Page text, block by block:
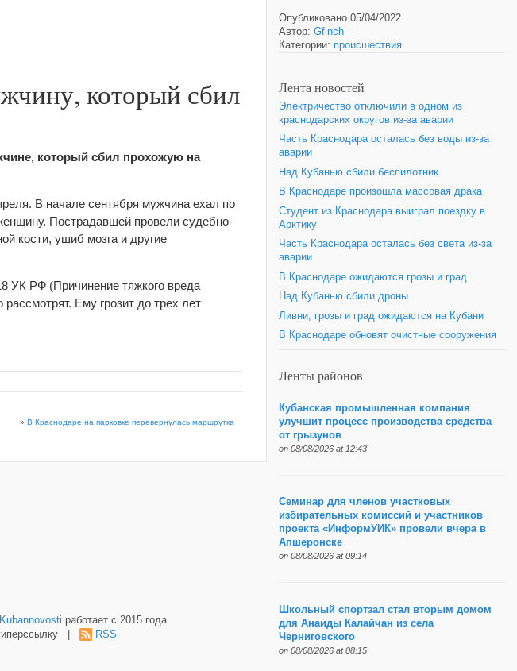
который сбил
который сбил прохожую на
В начале сентября мужчина ехал по
Пострадавшей провели судебно-
кости, ушиб мозга и другие
УК РФ (Причинение тяжкого вреда
Ему грозит до трех лет
» В Краснодаре на парковке перевернулась маршрутка
Опубликовано 05/04/2022
Автор: Gfinch
Категории: происшествия
Лента новостей
Электричество отключили в одном из
краснодарских округов из-за аварии
Часть Краснодара осталась без воды из-за
аварии
Над Кубанью сбили беспилотник
В Краснодаре произошла массовая драка
Студент из Краснодара выиграл поездку в
Арктику
Часть Краснодара осталась без света из-за
аварии
В Краснодаре ожидаются грозы и град
Над Кубанью сбили дроны
Ливни, грозы и град ожидаются на Кубани
В Краснодаре обновят очистные сооружения
Ленты районов
Кубанская промышленная компания
улучшит процесс производства средства
от грызунов
on 08/08/2026 at 12:43
Семинар для членов участковых
избирательных комиссий и участников
проекта «ИнформУИК» провели вчера в
Апшеронске
on 08/08/2026 at 09:14
Школьный спортзал стал вторым домом
для Анаиды Калайчан из села
Черниговского
on 08/08/2026 at 08:15
работает с 2015 года
гиперссылку | RSS